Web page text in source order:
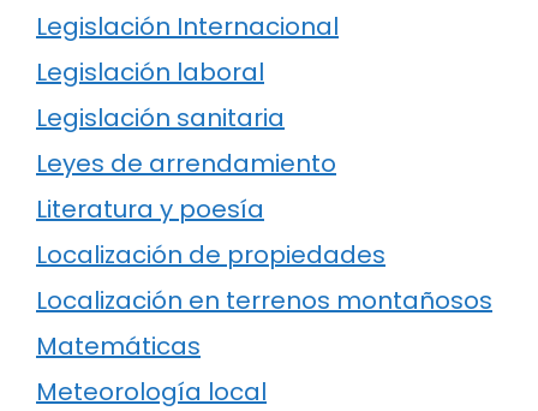
Legislación Internacional
Legislación laboral
Legislación sanitaria
Leyes de arrendamiento
Literatura y poesía
Localización de propiedades
Localización en terrenos montañosos
Matemáticas
Meteorología local